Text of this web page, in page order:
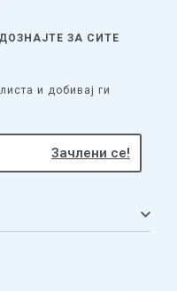
ЗА СИТЕ
и добивај ги